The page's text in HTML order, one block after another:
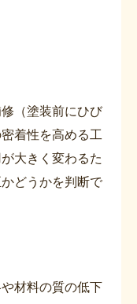
（塗装前にひび
着性を高める工
大きく変わるた
どうかを判断で
材料の質の低下